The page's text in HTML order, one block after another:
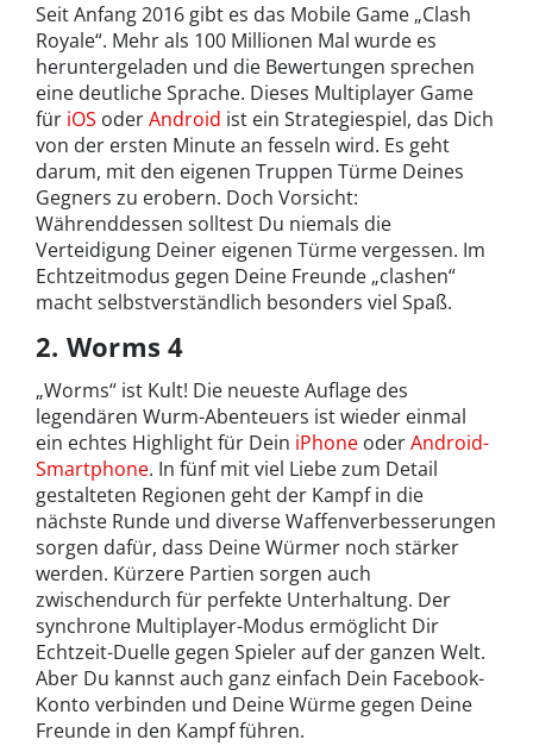
Seit Anfang 2016 gibt es das Mobile Game „Clash
Royale“. Mehr als 100 Millionen Mal wurde es
heruntergeladen und die Bewertungen sprechen
eine deutliche Sprache. Dieses Multiplayer Game
für iOS oderAndroid ist ein Strategiespiel, das Dich
von der ersten Minute an fesseln wird. Es geht
darum, mit den eigenen Truppen Türme Deines
Gegners zu erobern. Doch Vorsicht:
Währenddessen solltest Du niemals die
Verteidigung Deiner eigenen Türme vergessen. Im
Echtzeitmodus gegen Deine Freunde „clashen“
macht selbstverständlich besonders viel Spaß.
2. Worms 4
„Worms“ ist Kult! Die neueste Auflage des
legendären Wurm-Abenteuers ist wieder einmal
ein echtes Highlight für Dein iPhone oderAndroid-
Smartphone. In fünf mit viel Liebe zum Detail
gestalteten Regionen geht der Kampf in die
nächste Runde und diverse Waffenverbesserungen
sorgen dafür, dass Deine Würmer noch stärker
werden. Kürzere Partien sorgen auch
zwischendurch für perfekte Unterhaltung. Der
synchrone Multiplayer-Modus ermöglicht Dir
Echtzeit-Duelle gegen Spieler auf der ganzen Welt.
Aber Du kannst auch ganz einfach Dein Facebook-
Konto verbinden und Deine Würme gegen Deine
Freunde in den Kampf führen.